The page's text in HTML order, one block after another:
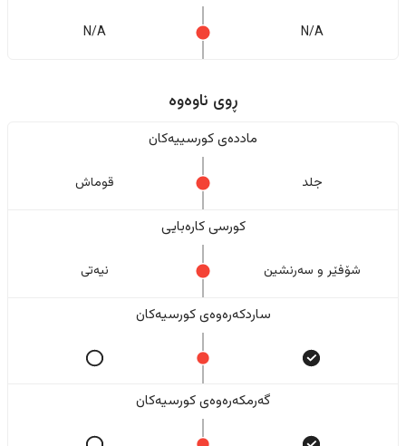
N/A
N/A
ڕوی ناوەوە
ماددەی کورسییەکان
جلد قوماش
کورسی کارەبایی
شۆفێر و سەرنشین نیەتی
ساردکەرەوەی کورسیەکان
گەرمکەرەوەی کورسیەکان